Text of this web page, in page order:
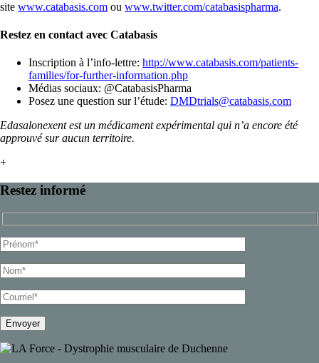
site www.catabasis.com ou www.twitter.com/catabasispharma.
Restez en contact avec Catabasis
Inscription à l’info-lettre: http://www.catabasis.com/patients-
families/for-further-information.php
Médias sociaux: @CatabasisPharma
Posez une question sur l’étude: DMDtrials@catabasis.com
Edasalonexent est un médicament expérimental qui n’a encore été
approuvé sur aucun territoire.
+
Restez informé